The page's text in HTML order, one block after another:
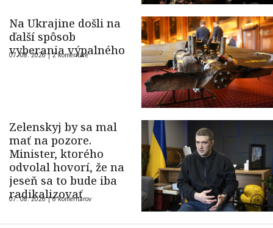
Na Ukrajine došli na
ďalší spôsob
vyberania výpalného
07. 08. 2026 |2 komentáre
Zelenskyj by sa mal
mať na pozore.
Minister, ktorého
odvolal hovorí, že na
jeseň sa to bude iba
radikalizovať
07. 08. 2026 |6 komentárov